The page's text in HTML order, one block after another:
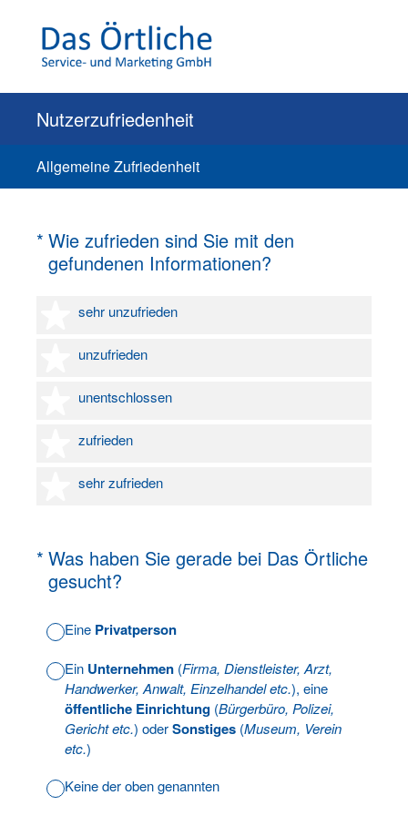
Nutzerzufriedenheit
Allgemeine Zufriedenheit
* Wie zufrieden sind Sie mit den
gefundenen Informationen?
(Erforderlich.)
sehr unzufrieden
1 Stern
unzufrieden
2 Sterne
unentschlossen
3 Sterne
zufrieden
4 Sterne
sehr zufrieden
5 Sterne
* Was haben Sie gerade bei Das Örtliche
gesucht?
(Erforderlich.)
Eine Privatperson
Ein Unternehmen (Firma, Dienstleister, Arzt,
Handwerker, Anwalt, Einzelhandel etc.), eine
öffentliche Einrichtung (Bürgerbüro, Polizei,
Gericht etc.) oderSonstiges (Museum, Verein
etc.)
Keine der oben genannten